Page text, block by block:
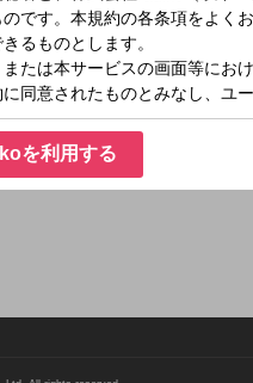
けする生活情報番組。
ＢＣラジオ #プラス！」
を利用する